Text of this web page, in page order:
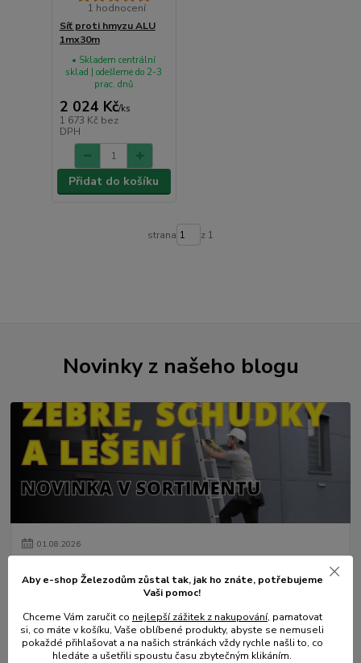
1 hodnocení
Síť proti hmyzu ALU
1mx30m
2 024 Kč/ks
1 673 Kč bez
DPH
• Skladem centrální
sklad | odešleme do 2-3
prac. dnů
Přidat do košíku
strana z 1
Novinky z našeho blogu
01.08.2026
lešení.
Aby e-shop Železodům zůstal tak, jak ho znáte, potřebujeme
Vaši pomoc!
Chceme Vám zaručit co nejlepší zážitek z nakupování, pamatovat
si, co máte v košíku, Vaše oblíbené produkty, abyste se nemuseli
pokaždé přihlašovat a na našich stránkách vždy rychle našli to, co
hledáte a ušetřili spoustu času zbytečným klikáním.